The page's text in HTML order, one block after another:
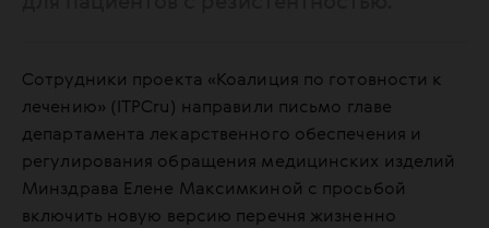
Сотрудники проекта «Коалиция по готовности к
лечению» (ITPCru) направили письмо главе
департамента лекарственного обеспечения и
регулирования обращения медицинских изделий
Минздрава Елене Максимкиной с просьбой
включить новую версию перечня жизненно